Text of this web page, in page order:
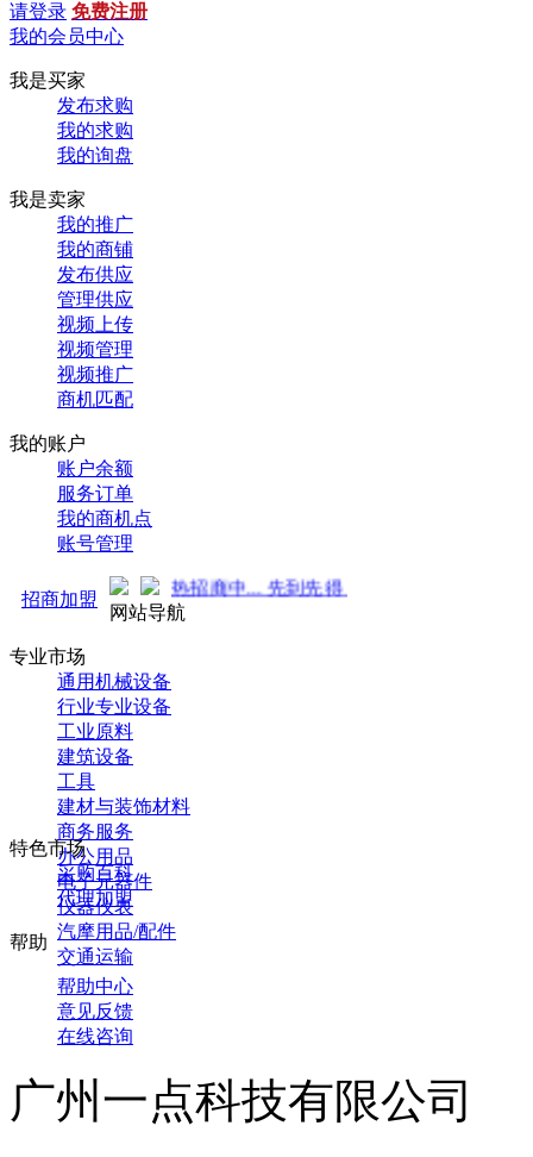
请登录 免费注册
我的会员中心
我是买家
发布求购
我的求购
我的询盘
我是卖家
我的推广
我的商铺
发布供应
管理供应
视频上传
视频管理
视频推广
商机匹配
我的账户
账户余额
服务订单
我的商机点
账号管理
招商加盟
强势来袭！火热招商中... 先到先得 ！
网站导航
专业市场
通用机械设备
行业专业设备
工业原料
建筑设备
工具
建材与装饰材料
商务服务
办公用品
电子元器件
仪器仪表
汽摩用品/配件
交通运输
特色市场
采购百科
代理加盟
帮助
帮助中心
意见反馈
在线咨询
广州一点科技有限公司